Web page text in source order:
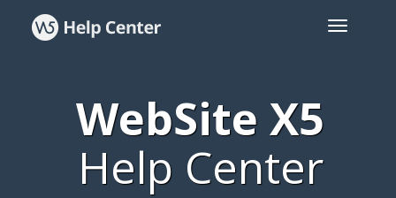
WebSite X5
Help Center